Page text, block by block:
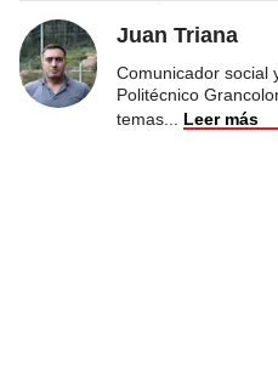
Juan Triana
Comunicador social
Politécnico
temas
Leer más